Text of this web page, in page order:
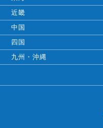
近畿
中国
四国
九州・沖縄